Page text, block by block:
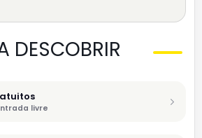
DESCOBRIR
livre